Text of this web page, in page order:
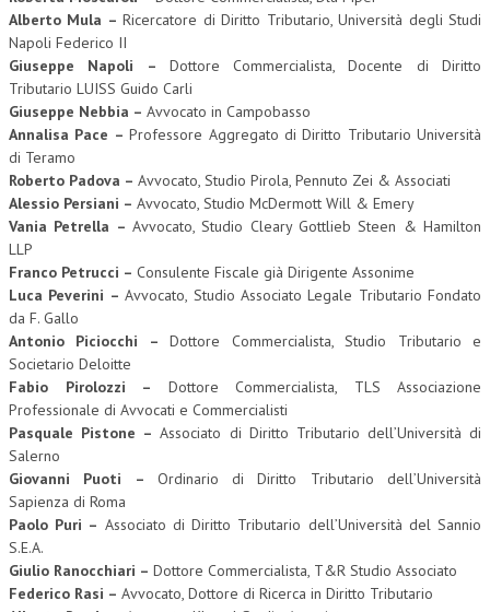
Alberto Mula –Ricercatore di Diritto Tributario, Università degli Studi
Napoli Federico II
Giuseppe Napoli – Dottore Commercialista, Docente di Diritto
Tributario LUISS Guido Carli
Giuseppe Nebbia – Avvocato in Campobasso
Annalisa Pace –Professore Aggregato di Diritto Tributario Università
di Teramo
Roberto Padova – Avvocato, Studio Pirola, Pennuto Zei & Associati
Alessio Persiani – Avvocato, Studio McDermott Will & Emery
Vania Petrella – Avvocato, Studio Cleary Gottlieb Steen & Hamilton
LLP
Franco Petrucci – Consulente Fiscale già Dirigente Assonime
Luca Peverini –Avvocato, Studio Associato Legale Tributario Fondato
da F. Gallo
Antonio Piciocchi –Dottore Commercialista, Studio Tributario e
Societario Deloitte
Fabio Pirolozzi – Dottore Commercialista, TLS Associazione
Professionale di Avvocati e Commercialisti
Pasquale Pistone –Associato di Diritto Tributario dell’Università di
Salerno
Giovanni Puoti – Ordinario di Diritto Tributario dell’Università
Sapienza di Roma
Paolo Puri – Associato di Diritto Tributario dell’Università del Sannio
S.E.A.
Giulio Ranocchiari – Dottore Commercialista, T&R Studio Associato
Federico Rasi – Avvocato, Dottore di Ricerca in Diritto Tributario